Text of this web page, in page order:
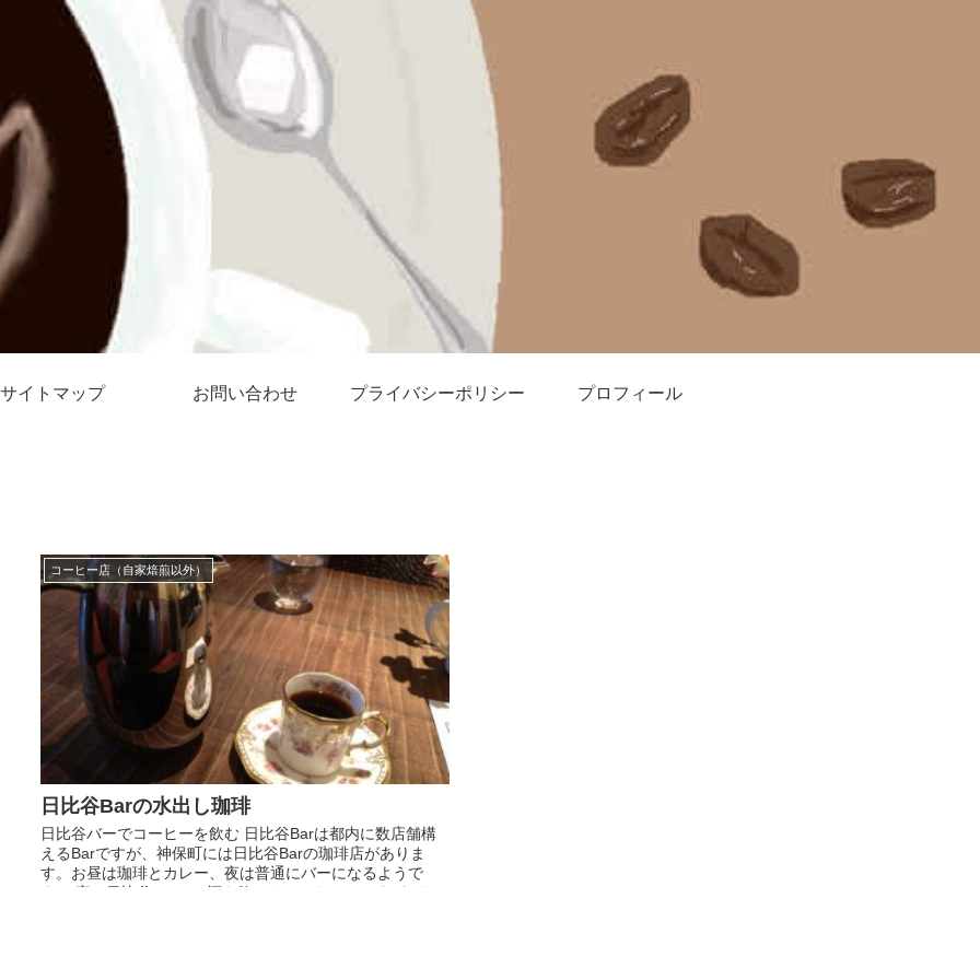
サイトマップ お問い合わせ プライバシーポリシー プロフィール
コーヒー店（自家焙煎以外）
日比谷Barの水出し珈琲
日比谷バーでコーヒーを飲む 日比谷Barは都内に数店舗構
えるBarですが、神保町には日比谷Barの珈琲店がありま
す。お昼は珈琲とカレー、夜は普通にバーになるようで
す。 実は日比谷Barでお酒を飲んだことないのですが、な